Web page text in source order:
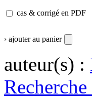
cas & corrigé en PDF
› ajouter au panier
auteur(s) :